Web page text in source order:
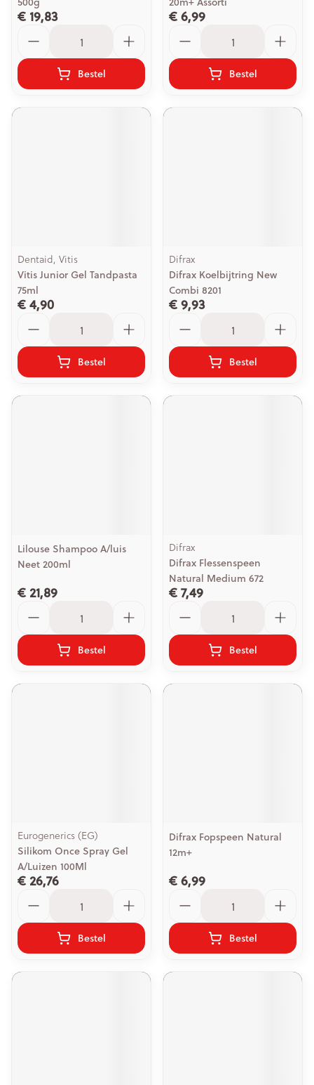
€ 19,83
Bestel
€ 6,99
Bestel
Dentaid, Vitis
Vitis Junior Gel Tandpasta
75ml
€ 4,90
Bestel
Difrax
Difrax Koelbijtring New
Combi 8201
€ 9,93
Bestel
Lilouse Shampoo A/luis
Neet 200ml
€ 21,89
Bestel
Difrax
Difrax Flessenspeen
Natural Medium 672
€ 7,49
Bestel
Eurogenerics (EG)
Silikom Once Spray Gel
A/Luizen 100Ml
€ 26,76
Bestel
Difrax Fopspeen Natural
12m+
€ 6,99
Bestel